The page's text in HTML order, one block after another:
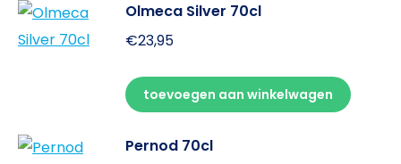
Olmeca Silver 70cl
€23,95
toevoegen aan winkelwagen
Pernod 70cl